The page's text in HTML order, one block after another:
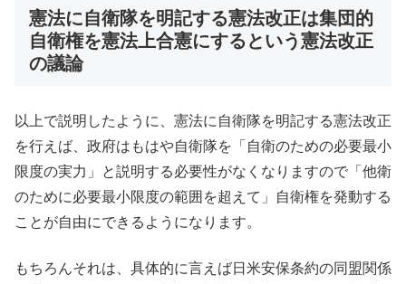
憲法に自衛隊を明記する憲法改正は集団的
自衛権を憲法上合憲にするという憲法改正
の議論
以上で説明したように、憲法に自衛隊を明記する憲法改正
を行えば、政府はもはや自衛隊を「自衛のための必要最小
限度の実力」と説明する必要性がなくなりますので「他衛
のために必要最小限度の範囲を超えて」自衛権を発動する
ことが自由にできるようになります。
もちろんそれは、具体的に言えば日米安保条約の同盟関係